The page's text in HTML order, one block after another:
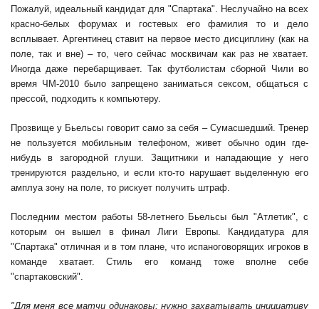
Пожалуй, идеальный кандидат для "Спартака". Неслучайно на всех
красно-белых форумах и гостевых его фамилия то и дело
всплывает. Аргентинец ставит на первое место дисциплину (как на
поле, так и вне) – то, чего сейчас москвичам как раз не хватает.
Иногда даже перебарщивает. Так футболистам сборной Чили во
время ЧМ-2010 было запрещено заниматься сексом, общаться с
прессой, подходить к компьютеру.
Прозвище у Бьельсы говорит само за себя – Сумасшедший. Тренер
не пользуется мобильным телефоном, живет обычно один где-
нибудь в загородной глуши. Защитники и нападающие у него
тренируются раздельно, и если кто-то нарушает выделенную его
амплуа зону на поле, то рискует получить штраф.
Последним местом работы 58-летнего Бьельсы был "Атлетик", с
которым он вышел в финал Лиги Европы. Кандидатура для
"Спартака" отличная и в том плане, что испаноговорящих игроков в
команде хватает. Стиль его команд тоже вполне себе
"спартаковский".
"Для меня все матчи одинаковы: нужно захватывать инициативу